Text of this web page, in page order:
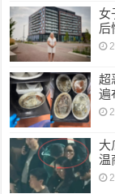
女
后
超
遍
大
温